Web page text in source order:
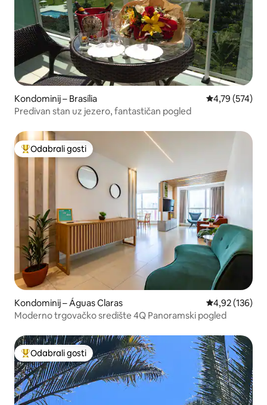
Kondominij – Brasília Prosječna
4,79 (574)
Predivan stan uz jezero, fantastičan pogled
Među najviše rangiranima s oznakom „Odabrali gosti”
Odabrali gosti
Kondominij – Águas Claras Prosječna
4,92 (136)
Moderno trgovačko središte 4Q Panoramski pogled
Među najviše rangiranima s oznakom „Odabrali gosti”
Odabrali gosti